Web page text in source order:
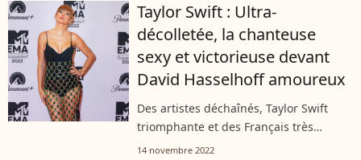
chanteuse fait à nouveau parler d'elle...
Taylor Swift : Ultra-
décolletée, la chanteuse
sexy et victorieuse devant
David Hasselhoff amoureux
Des artistes déchaînés, Taylor Swift
triomphante et des Français très
représentés... Ce dimanche 13
14 novembre 2022